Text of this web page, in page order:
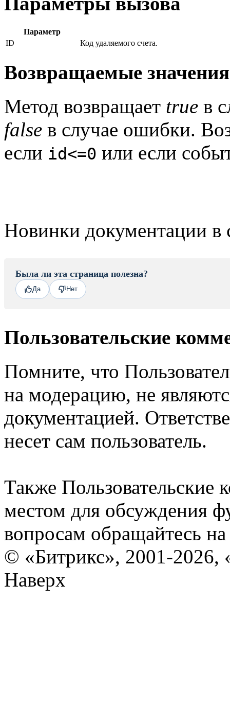
Параметр
ID
Код удаляемого счета.
Возвращаемые значения
Метод возвращает true в
false в случае ошибки.
если id<=0 или если
Новинки документации в
Была ли эта страница полезна?
Да Нет
Пользовательские
Помните, что
на модерацию, не
документацией.
несет сам пользователь.
Также Пользовательские
местом для обсуждения
вопросам обращайтесь
© «Битрикс», 2001-2026,
Наверх